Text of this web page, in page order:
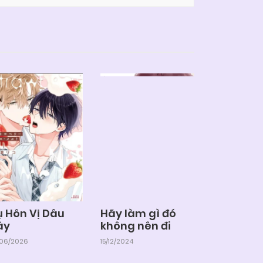
Hôn Vị Dâu
2026
Hãy làm gì đó
không nên đi
15/12/2024